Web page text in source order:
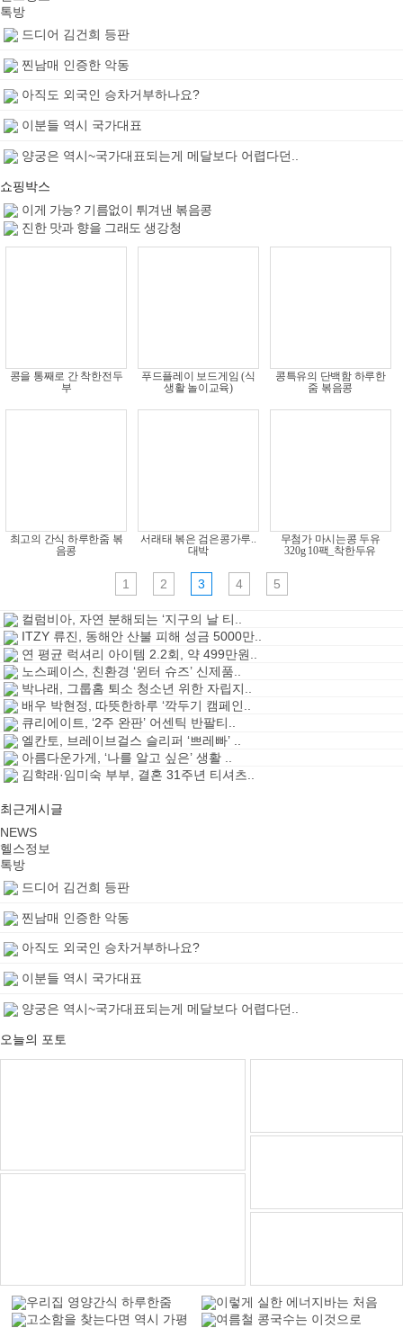
톡방
드디어 김건희 등판
찐남매 인증한 악동
아직도 외국인 승차거부하나요?
이분들 역시 국가대표
양궁은 역시~국가대표되는게 메달보다 어렵다던..
쇼핑박스
이게 가능? 기름없이 튀겨낸 볶음콩
진한 맛과 향을 그래도 생강청
콩을 통째로 간 착한전두
부
푸드플레이 보드게임 (식
생활 놀이교육)
콩특유의 단백함 하루한
줌 볶음콩
최고의 간식 하루한줌 볶
음콩
서래태 볶은 검은콩가루..
대박
무첨가 마시는콩 두유
320g 10팩_착한두유
1 2 3 4 5
컬럼비아, 자연 분해되는 ‘지구의 날 티..
ITZY 류진, 동해안 산불 피해 성금 5000만..
연 평균 럭셔리 아이템 2.2회, 약 499만원..
노스페이스, 친환경 ‘윈터 슈즈’ 신제품..
박나래, 그룹홈 퇴소 청소년 위한 자립지..
배우 박현정, 따뜻한하루 ‘깍두기 캠페인..
큐리에이트, ‘2주 완판’ 어센틱 반팔티..
엘칸토, 브레이브걸스 슬리퍼 ‘쁘레빠’ ..
아름다운가게, ‘나를 알고 싶은’ 생활 ..
김학래·임미숙 부부, 결혼 31주년 티셔츠..
최근게시글
NEWS
헬스정보
톡방
드디어 김건희 등판
찐남매 인증한 악동
아직도 외국인 승차거부하나요?
이분들 역시 국가대표
양궁은 역시~국가대표되는게 메달보다 어렵다던..
오늘의 포토
우리집 영양간식 하루한줌
이렇게 실한 에너지바는 처음
고소함을 찾는다면 역시 가평
여름철 콩국수는 이것으로